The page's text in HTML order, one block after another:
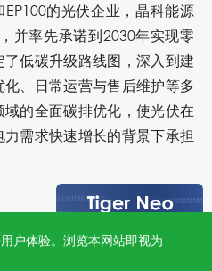
的光伏企业，晶科能源
并率先承诺到2030年实现零
低碳升级路线图，深入到建
、日常运营与售后维护等多
的全面碳排优化，使光伏在
需求快速增长的背景下承担
施阶段后召开的首次缔约方
是发达国家能够真正落实减
户体验。浏览本网站即视为